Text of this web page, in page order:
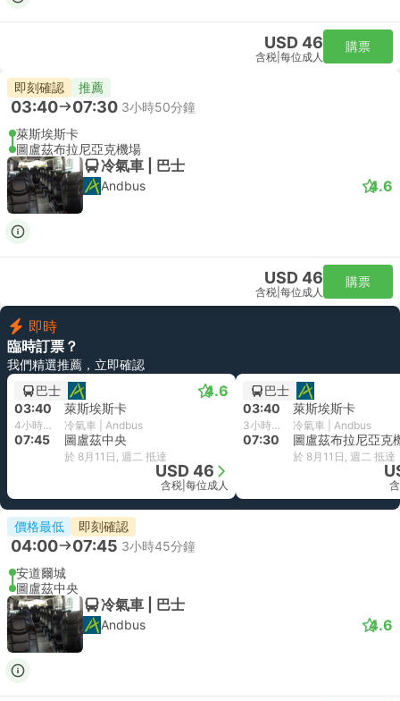
USD 46
含税 每位成人
購票
即刻確認 推薦
03:40 07:30 3小時50分鐘
萊斯埃斯卡
圖盧茲布拉尼亞克機場
冷氣車 | 巴士
Andbus 4.6
USD 46
含税 每位成人
購票
即時
臨時訂票？
我們精選推薦，立即確認
巴士
4.6
03:40 萊斯埃斯卡
4小時5分鐘 冷氣車 | Andbus
07:45 圖盧茲中央
於 8月11日, 週二 抵達
USD 46
含税 每位成人
巴士
03:40
萊斯埃斯卡
3小時50分鐘 冷氣車 | Andbus
07:30 圖盧茲布拉尼亞克
於 8月11日, 週二 抵達
價格最低 即刻確認
04:00 07:45 3小時45分鐘
安道爾城
圖盧茲中央
冷氣車 | 巴士
Andbus 4.6